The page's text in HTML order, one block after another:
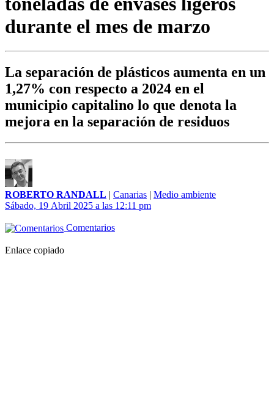
durante el mes de marzo
La separación de plásticos aumenta en un
1,27% con respecto a 2024 en el
municipio capitalino lo que denota la
mejora en la separación de residuos
ROBERTO RANDALL | Canarias | Medio ambiente
Sábado, 19 Abril 2025 a las 12:11 pm
Comentarios
Enlace copiado